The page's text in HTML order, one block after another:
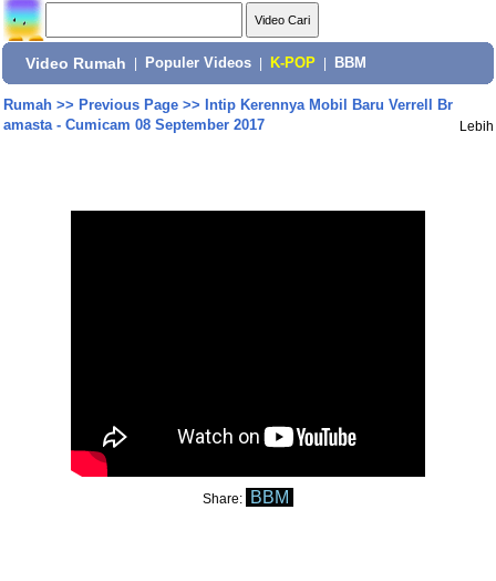
Video Rumah Populer Videos K-POP BBM
Rumah>> Previous Page>> Intip Kerennya Mobil Baru Verrell Br
amasta - Cumicam 08 September 2017
Lebih
Share: BBM